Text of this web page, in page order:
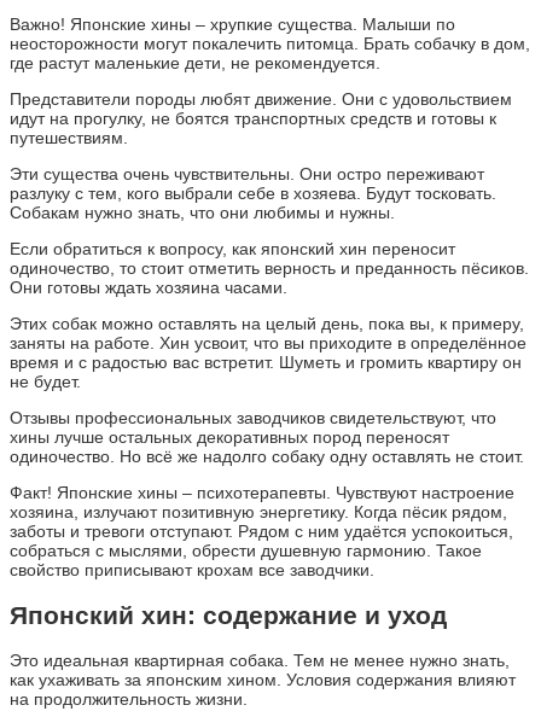
Важно! Японские хины – хрупкие существа. Малыши по
неосторожности могут покалечить питомца. Брать собачку в дом,
где растут маленькие дети, не рекомендуется.
Представители породы любят движение. Они с удовольствием
идут на прогулку, не боятся транспортных средств и готовы к
путешествиям.
Эти существа очень чувствительны. Они остро переживают
разлуку с тем, кого выбрали себе в хозяева. Будут тосковать.
Собакам нужно знать, что они любимы и нужны.
Если обратиться к вопросу, как японский хин переносит
одиночество, то стоит отметить верность и преданность пёсиков.
Они готовы ждать хозяина часами.
Этих собак можно оставлять на целый день, пока вы, к примеру,
заняты на работе. Хин усвоит, что вы приходите в определённое
время и с радостью вас встретит. Шуметь и громить квартиру он
не будет.
Отзывы профессиональных заводчиков свидетельствуют, что
хины лучше остальных декоративных пород переносят
одиночество. Но всё же надолго собаку одну оставлять не стоит.
Факт! Японские хины – психотерапевты. Чувствуют настроение
хозяина, излучают позитивную энергетику. Когда пёсик рядом,
заботы и тревоги отступают. Рядом с ним удаётся успокоиться,
собраться с мыслями, обрести душевную гармонию. Такое
свойство приписывают крохам все заводчики.
Японский хин: содержание и уход
Это идеальная квартирная собака. Тем не менее нужно знать,
как ухаживать за японским хином. Условия содержания влияют
на продолжительность жизни.